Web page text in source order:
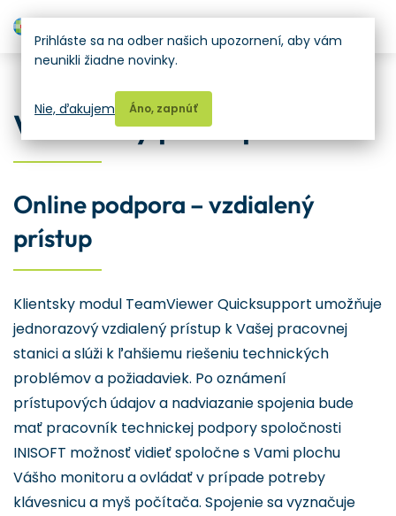
Vzdialený prístup
Online podpora – vzdialený
prístup
Klientsky modul TeamViewer Quicksupport umožňuje
jednorazový vzdialený prístup k Vašej pracovnej
stanici a slúži k ľahšiemu riešeniu technických
problémov a požiadaviek. Po oznámení
prístupových údajov a nadviazanie spojenia bude
mať pracovník technickej podpory spoločnosti
INISOFT možnosť vidieť spoločne s Vami plochu
Vášho monitoru a ovládať v prípade potreby
klávesnicu a myš počítača. Spojenie sa vyznačuje
Prihláste sa na odber našich upozornení, aby vám
neunikli žiadne novinky.
Áno, zapnúť
Nie, ďakujem